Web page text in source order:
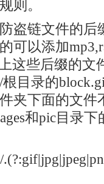
则。
盗链文件的
可以添加
这些后缀的文
目录的
夹下面的文件
和pic目录